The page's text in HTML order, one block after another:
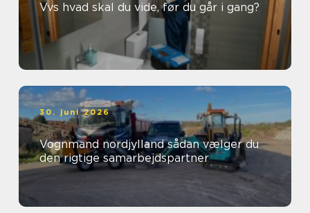
Vvs hvad skal du vide, før du går i gang?
30. juni 2026
Vognmand nordjylland sådan vælger du
den rigtige samarbejdspartner